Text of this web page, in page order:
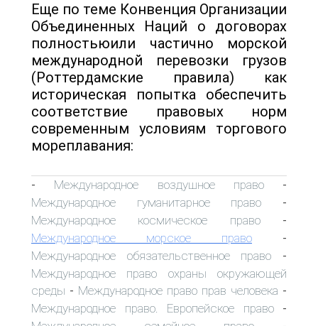
Еще по теме Конвенция Организации
Объединенных Наций о договорах
полностьюили частично морской
международной перевозки грузов
(Роттердамские правила) как
историческая попытка обеспечить
соответствие правовых норм
современным условиям торгового
мореплавания:
- Международное воздушное право-
Международное гуманитарное право -
Международное космическое право-
Международное морское право -
Международное обязательственное право -
Международное право охраны окружающей
среды - Международное право прав человека -
Международное право. Европейское право-